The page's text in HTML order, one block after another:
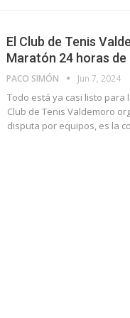
El Club de Tenis
Maratón 24 horas
PACO SIMÓN Jun 7, 2024
Todo está ya casi listo para
Club de Tenis Valdemoro
disputa por equipos, es la